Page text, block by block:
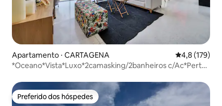
Apartamento ⋅ CARTAGENA 4,8 de uma
4,8 (179)
*Oceano*Vista*Luxo*2camasking/2banheiros c/Ac*Perto
Preferido dos hóspedes
Preferido dos hóspedes